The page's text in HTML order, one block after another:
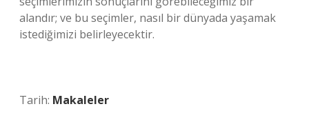
alandır; ve bu seçimler, nasıl bir dünyada yaşamak
istediğimizi belirleyecektir.
Tarih: Makaleler